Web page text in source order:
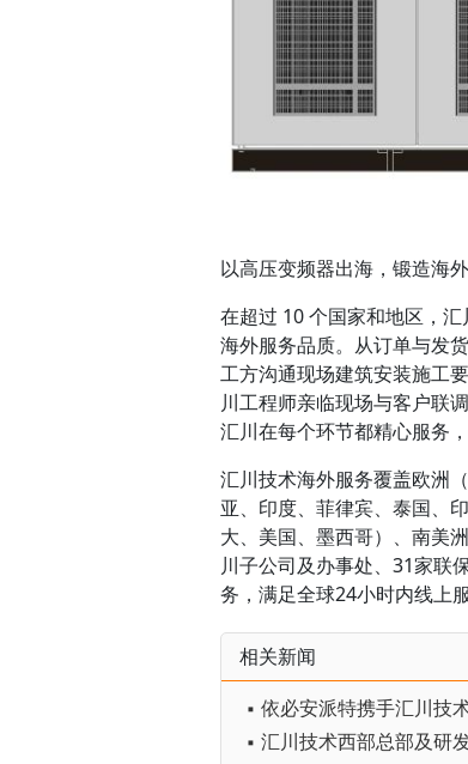
以高压变频器出海，锻造海
在超过 10 个国家和地区，
海外服务品质。从订单与发
工方沟通现场建筑安装施工
川工程师亲临现场与客户联
汇川在每个环节都精心服务
汇川技术海外服务覆盖欧洲
亚、印度、菲律宾、泰国、
大、美国、墨西哥）、南美
川子公司及办事处、31家联
务，满足全球24小时内线上服
相关新闻